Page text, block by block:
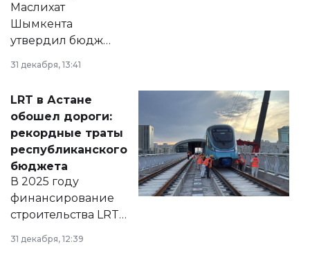
Маслихат
Шымкента
утвердил бюджет
города на 2026–
2028 годы.
документ
появился в базе
нормативных
правовых актов и
на сайте маслихат
города.
31 декабря, 13:41
LRT в Астане
обошел дороги:
рекордные траты
республиканского
бюджета
В 2025 году
финансирование
строительства LRT
в Астане из
республиканского
31 декабря, 12:39